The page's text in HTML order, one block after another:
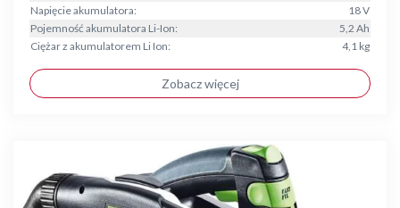
Napięcie akumulatora:
18 V
Pojemność akumulatora Li-Ion:
5,2 Ah
Ciężar z akumulatorem Li Ion:
4,1 kg
Zobacz więcej